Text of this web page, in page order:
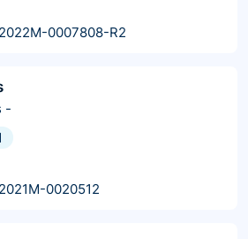
0007808-R2
-
0020512